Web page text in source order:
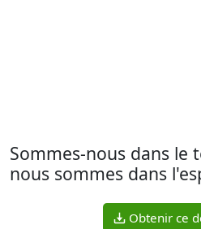
Sommes-nous dans le
nous sommes dans
Obtenir ce